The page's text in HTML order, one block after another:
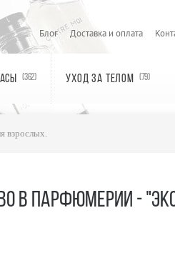
Блог Доставка и оплата
(362) УХОД ЗА ТЕЛОМ (79)
взрослых.
В ПАРФЮМЕРИИ -